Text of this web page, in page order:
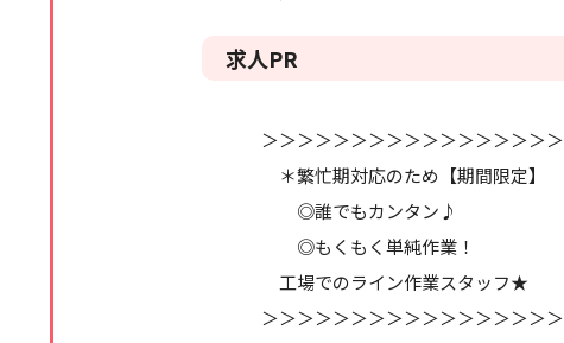
求人PR
＞＞＞＞＞＞＞＞＞＞＞＞＞＞＞＞＞
＊繁忙期対応のため【期間限定】
◎誰でもカンタン♪
◎もくもく単純作業！
工場でのライン作業スタッフ★
＞＞＞＞＞＞＞＞＞＞＞＞＞＞＞＞＞